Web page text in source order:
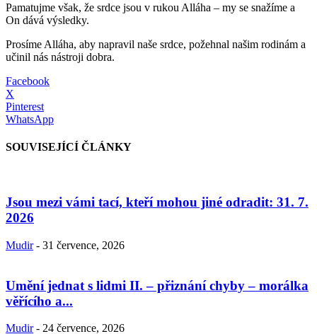
Pamatujme však, že srdce jsou v rukou Alláha – my se snažíme a
On dává výsledky.
Prosíme Alláha, aby napravil naše srdce, požehnal našim rodinám a
učinil nás nástroji dobra.
Facebook
X
Pinterest
WhatsApp
SOUVISEJÍCÍ ČLÁNKY
Jsou mezi vámi tací, kteří mohou jiné odradit: 31. 7.
2026
Mudir - 31 července, 2026
Umění jednat s lidmi II. – přiznání chyby – morálka
věřícího a...
Mudir - 24 července, 2026